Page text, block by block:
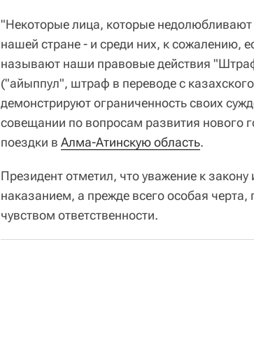
"Некоторые лица, которые недолюбливают
нашей стране - и среди них, к сожалению,
называют наши правовые действия
("айыппул", штраф в переводе с
демонстрируют ограниченность своих
совещании по вопросам развития нового
поездки в Алма-Атинскую область.
Президент отметил, что уважение к закону
наказанием, а прежде всего особая
чувством ответственности.